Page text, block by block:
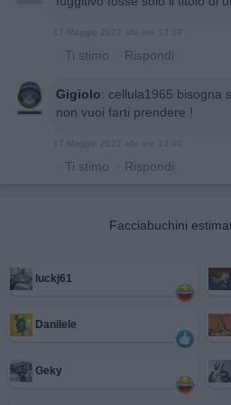
17 Maggio 2022 alle ore 13:39
· Ti stimo · Rispondi
Gigiolo: cellula1965 bisogna
non vuoi farti prendere !
17 Maggio 2022 alle ore 13:40
· Ti stimo · Rispondi
Facciabuchini
luckj61
Danilele
Geky